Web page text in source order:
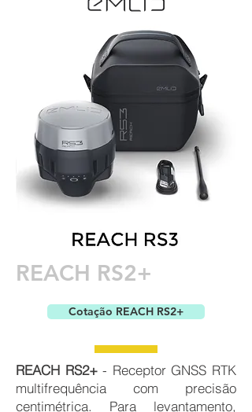
REACH RS2+
Cotação REACH RS2+
REACH RS2+- Receptor GNSS RTK
multifrequência com precisão
centimétrica. Para levantamento,